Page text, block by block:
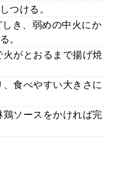
つける。
き、弱めの中火にか
。
がとおるまで揚げ焼
食べやすい大きさに
ソースをかければ完